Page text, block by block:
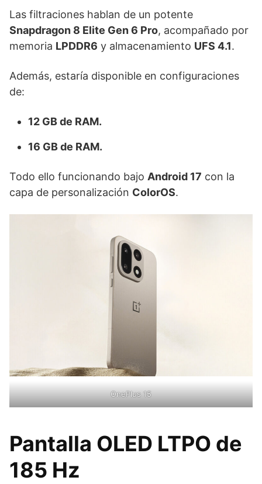
Las filtraciones hablan de un potente
Snapdragon 8 Elite Gen 6 Pro, acompañado por
memoria LPDDR6 y almacenamiento UFS 4.1.
Además, estaría disponible en configuraciones
de:
12 GB de RAM.
16 GB de RAM.
Todo ello funcionando bajo Android 17 con la
capa de personalización ColorOS.
OnePlus 15
Pantalla OLED LTPO de
185 Hz